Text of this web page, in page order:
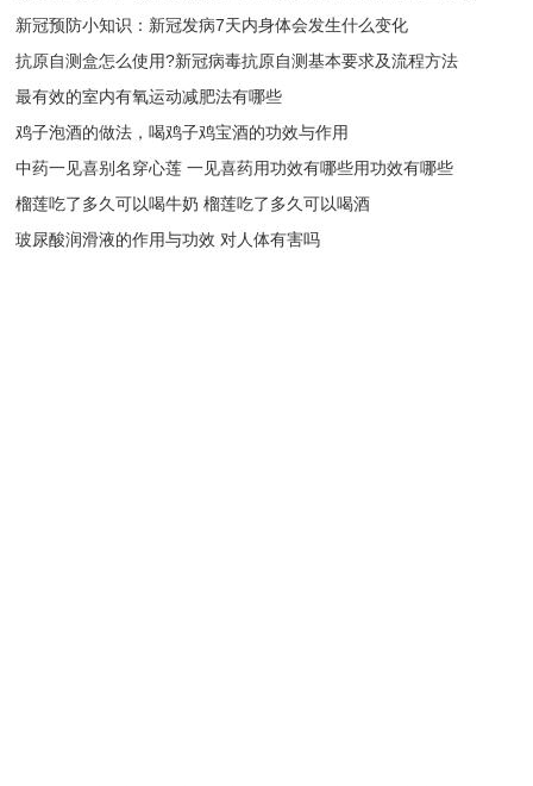
新冠预防小知识：新冠发病7天内身体会发生什么变化
抗原自测盒怎么使用?新冠病毒抗原自测基本要求及流程方法
最有效的室内有氧运动减肥法有哪些
鸡子泡酒的做法，喝鸡子鸡宝酒的功效与作用
中药一见喜别名穿心莲 一见喜药用功效有哪些用功效有哪些
榴莲吃了多久可以喝牛奶 榴莲吃了多久可以喝酒
玻尿酸润滑液的作用与功效 对人体有害吗